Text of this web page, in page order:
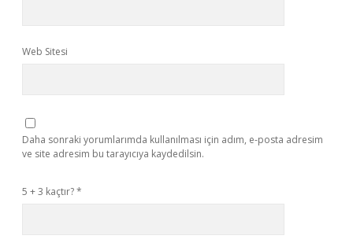
Web Sitesi
Daha sonraki yorumlarımda kullanılması için adım, e-posta adresim
ve site adresim bu tarayıcıya kaydedilsin.
5 + 3 kaçtır?*